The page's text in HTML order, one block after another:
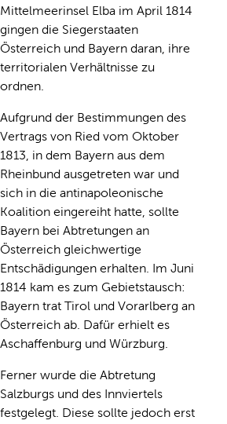
Mittelmeerinsel Elba im April 1814
gingen die Siegerstaaten
Österreich und Bayern daran, ihre
territorialen Verhältnisse zu
ordnen.
Aufgrund der Bestimmungen des
Vertrags von Ried vom Oktober
1813, in dem Bayern aus dem
Rheinbund ausgetreten war und
sich in die antinapoleonische
Koalition eingereiht hatte, sollte
Bayern bei Abtretungen an
Österreich gleichwertige
Entschädigungen erhalten. Im Juni
1814 kam es zum Gebietstausch:
Bayern trat Tirol und Vorarlberg an
Österreich ab. Dafür erhielt es
Aschaffenburg und Würzburg.
Ferner wurde die Abtretung
Salzburgs und des Innviertels
festgelegt. Diese sollte jedoch erst